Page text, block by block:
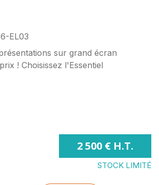
EL03
sur grand écran
! Choisissez l'Essentiel
2 500 € H.T.
STOCK LIMITÉ